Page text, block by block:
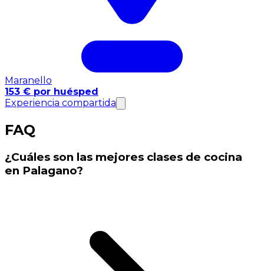
Maranello
153 € por huésped
Experiencia compartida
FAQ
¿Cuáles son las mejores clases de cocina
en Palagano?